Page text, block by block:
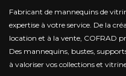
Fabricant de mannequins de
expertise à votre service. De la
location et à la vente, COFRAD
Des mannequins, bustes,
à valoriser vos collections et